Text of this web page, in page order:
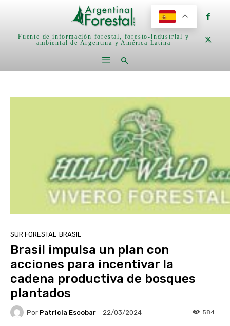
Fuente de información forestal, foresto-industrial y
ambiental de Argentina y América Latina
SUR FORESTAL BRASIL
Brasil impulsa un plan con
acciones para incentivar la
cadena productiva de bosques
plantados
Por Patricia Escobar 22/03/2024 584